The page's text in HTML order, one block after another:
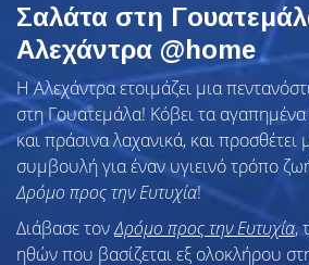
Σαλάτα στη
Αλεχάντρα @home
Η Αλεχάντρα ετοιμάζει μια
στη Γουατεμάλα! Κόβει τα
και πράσινα λαχανικά, και προσθέτει
συμβουλή για έναν υγιεινό τρόπο
Δρόμο προς την Ευτυχία!
Διάβασε τονΔρόμο προς την Ευτυχία,
ηθών που βασίζεται εξ ολοκλήρου